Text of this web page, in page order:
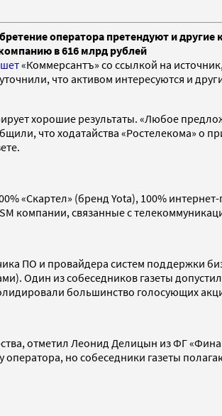
оператора претендуют и другие
в 616 млрд рублей
«Коммерсантъ» со ссылкой на
что активом интересуются и
хорошие результаты. «Любое
что ходатайства «Ростелекома» о
«Скартел» (бренд Yota), 100%
компании, связанные с
ПО и провайдера систем поддержки
Один из собеседников газеты
большинство голосующих
отметил Леонид Делицын из ФГ
но собеседники газеты